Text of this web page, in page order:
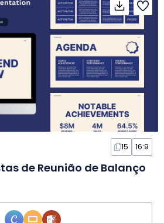
15 16:9
de Reunião de Balanço